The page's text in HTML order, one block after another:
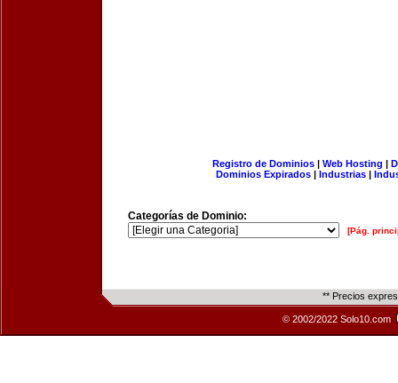
Registro de Dominios| Web Hosting |
Dominios Expirados | Industrias |
Categorías de Dominio:
[Pág.
** Precios
© 2002/2022 Solo10.com